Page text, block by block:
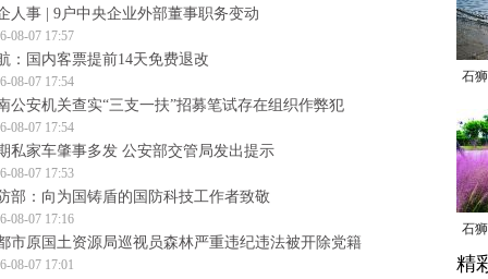
人事 | 9户中央企业外部董事职务变动
08-07 17:57
：国内客票提前14天免费退改
08-07 17:54
公安机关查实“三支一扶”招募笔试存在组织作弊犯
08-07 17:54
私家车肇事多发 公安部交管局发出提示
08-07 17:53
部：向为国铸盾的国防科技工作者致敬
08-07 17:16
市原国土资源局巡视员森林严重违纪违法被开除党籍
08-07 17:01
石
石
乱
精